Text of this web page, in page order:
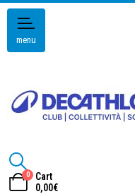
menu
0
Cart
0,00€